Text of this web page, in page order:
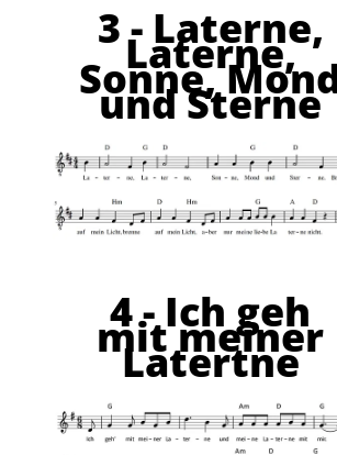
3 - Laterne,
Laterne,
Sonne,
und Sterne
4 - Ich geh
mit meiner
Latertne